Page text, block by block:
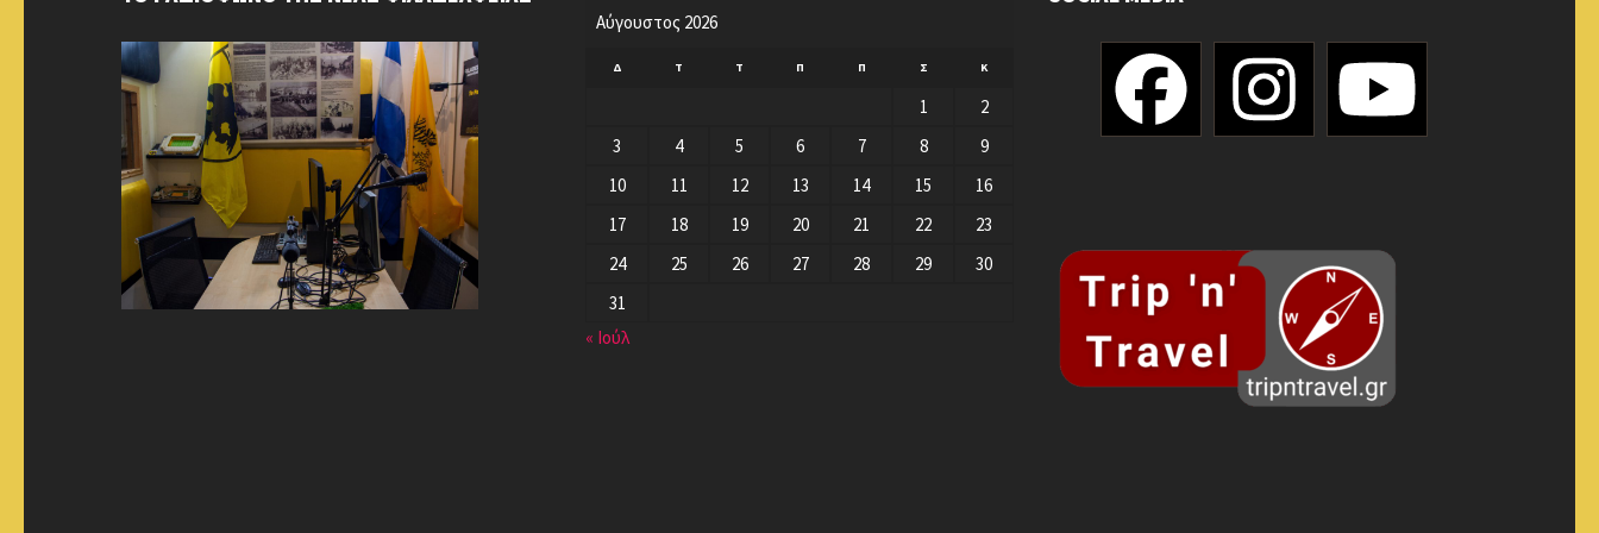
Αύγουστος 2026
Δ Τ Τ Π Π Σ Κ
1
2
3
4 5 6 7 8
9
10
11 12 13 14 15
16
17
18 19 20 21 22
23
24
25 26 27 28 29
30
31
« Ιούλ